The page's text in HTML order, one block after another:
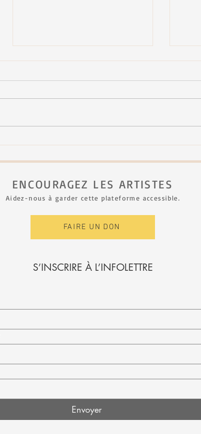
FJNH - seconde édition
ENCOURAGEZ LES ARTISTES
Aidez-nous à garder cette plateforme accessible.
FAIRE UN DON
S’INSCRIRE À L’INFOLETTRE
Envoyer